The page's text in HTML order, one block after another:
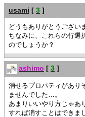
row = 1, col = 6,
{display-cell
rowspan = 2,
""
},
row = 2, row-
{display-cell
colspan = 2,
""
},
colspan = 1,
background =
{ws.init-cell
colspan = 5,
background =
{ws.init-cell
colspan = 2,
background =
{ws.init-cell
rowspan = 2,
cell
{ws.init-cell
usami [ 3 ]
どうもありがとうござい
ちなみに、これらの行選
のでしょうか？
ashimo [ 3 ]
消せるプロパティがあり
ませんでした…。
あまりいいやり方じゃあ
すれば消すことはできま